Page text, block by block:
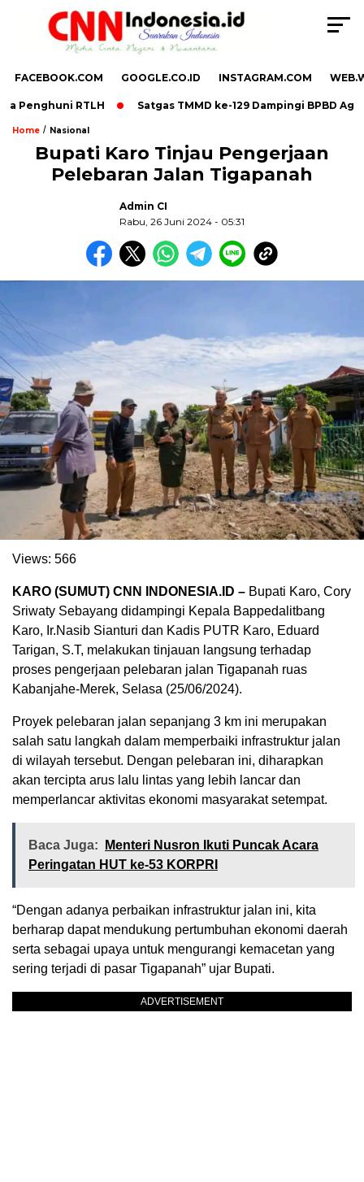
FACEBOOK.COM GOOGLE.CO.ID INSTAGRAM.COM
RTLH Satgas TMMD ke-129 Dampingi BPBD
Home / Nasional
Bupati Karo Tinjau Pengerjaan
Pelebaran Jalan Tigapanah
Admin CI
Rabu, 26 Juni 2024 - 05:31
Views: 566
KARO (SUMUT) CNN INDONESIA.ID – Bupati Karo, Cory
Sriwaty Sebayang didampingi Kepala Bappedalitbang
Karo, Ir.Nasib Sianturi dan Kadis PUTR Karo, Eduard
Tarigan, S.T, melakukan tinjauan langsung terhadap
proses pengerjaan pelebaran jalan Tigapanah ruas
Kabanjahe-Merek, Selasa (25/06/2024).
Proyek pelebaran jalan sepanjang 3 km ini merupakan
salah satu langkah dalam memperbaiki infrastruktur jalan
di wilayah tersebut. Dengan pelebaran ini, diharapkan
akan tercipta arus lalu lintas yang lebih lancar dan
memperlancar aktivitas ekonomi masyarakat setempat.
Baca Juga:
Menteri Nusron Ikuti Puncak Acara
Peringatan HUT ke-53 KORPRI
“Dengan adanya perbaikan infrastruktur jalan ini, kita
berharap dapat mendukung pertumbuhan ekonomi daerah
serta sebagai upaya untuk mengurangi kemacetan yang
sering terjadi di pasar Tigapanah” ujar Bupati.
ADVERTISEMENT